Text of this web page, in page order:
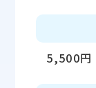
5,500円